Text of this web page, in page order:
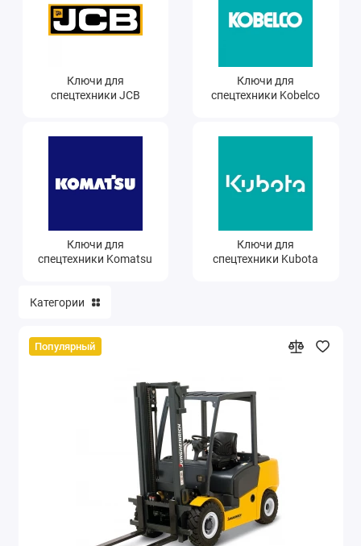
Ателье
Заточка инструментов
Ремонт часов
Ремонт брелков автосигнализации
Ремонт компьютеров
Ремонт мобильных телефонов
Макеты для печати на кружках
Ключи для
спецтехники JCB
Ключи для
спецтехники Kobelco
Ключи для
спецтехники Komatsu
Ключи для
спецтехники Kubota
Категории
Популярный